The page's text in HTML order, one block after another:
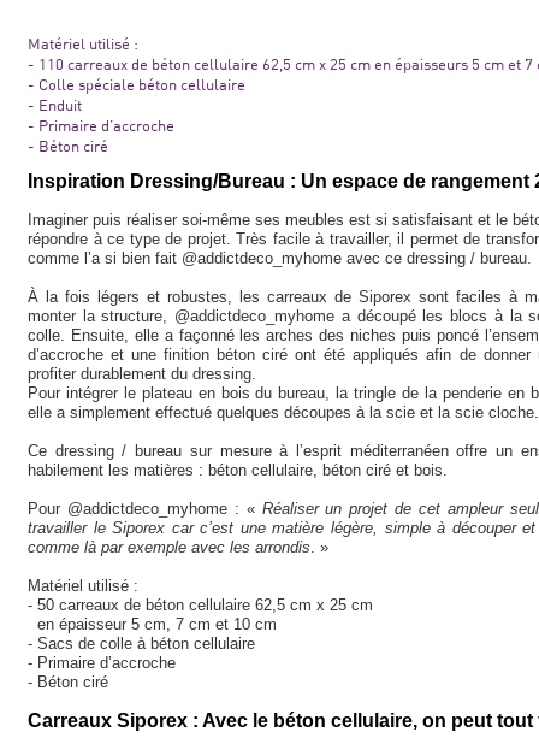
Matériel utilisé :
- 110 carreaux de béton cellulaire 62,5 cm x 25 cm en épaisseurs 5 cm et 7
- Colle spéciale béton cellulaire
- Enduit
- Primaire d’accroche
- Béton ciré
Inspiration Dressing/Bureau : Un espace de rangement
Imaginer puis réaliser soi-même ses meubles est si satisfaisant et le
répondre à ce type de projet. Très facile à travailler, il permet de
comme l’a si bien fait @addictdeco_myhome avec ce dressing / bureau.
À la fois légers et robustes, les carreaux de Siporex sont faciles à
monter la structure, @addictdeco_myhome a découpé les blocs à
colle. Ensuite, elle a façonné les arches des niches puis poncé
d’accroche et une finition béton ciré ont été appliqués afin de
profiter durablement du dressing.
Pour intégrer le plateau en bois du bureau, la tringle de la penderie en
elle a simplement effectué quelques découpes à la scie et la scie cloche.
Ce dressing / bureau sur mesure à l’esprit méditerranéen offre un
habilement les matières : béton cellulaire, béton ciré et bois.
Pour @addictdeco_myhome : « Réaliser un projet de cet ampleur
travailler le Siporex car c’est une matière légère, simple à découper
comme là par exemple avec les arrondis. »
Matériel utilisé :
- 50 carreaux de béton cellulaire 62,5 cm x 25 cm
en épaisseur 5 cm, 7 cm et 10 cm
- Sacs de colle à béton cellulaire
- Primaire d’accroche
- Béton ciré
Carreaux Siporex : Avec le béton cellulaire, on peut tout